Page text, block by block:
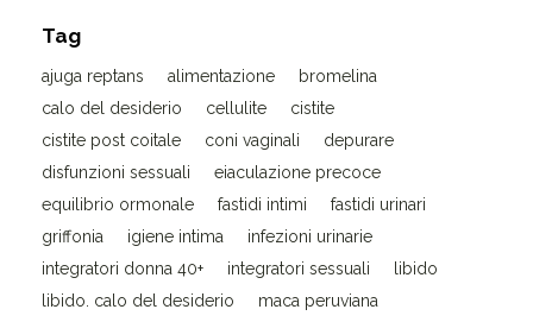
Tag
ajuga reptans alimentazione
bromelina
calo del desiderio
cellulite
cistite
cistite post coitale
coni vaginali
depurare
disfunzioni sessuali
eiaculazione precoce
equilibrio ormonale
fastidi intimi
fastidi urinari
griffonia
igiene intima
infezioni urinarie
integratori donna 40+
integratori sessuali
libido
libido. calo del desiderio
maca peruviana